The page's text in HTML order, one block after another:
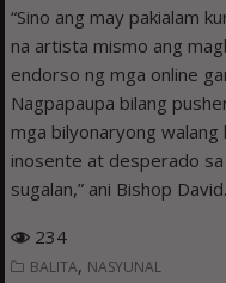
“Sino ang may pakialam
na artista mismo ang
endorso ng mga online
Nagpapaupa bilang
mga bilyonaryong walang
inosente at desperado
sugalan,” ani Bishop David.
234
BALITA, NASYUNAL